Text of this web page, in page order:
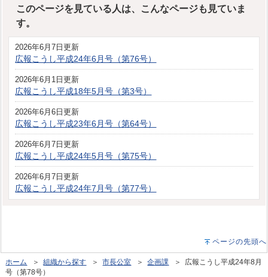
このページを見ている人は、こんなページも見ていま
す。
2026年6月7日更新
広報こうし平成24年6月号（第76号）
2026年6月1日更新
広報こうし平成18年5月号（第3号）
2026年6月6日更新
広報こうし平成23年6月号（第64号）
2026年6月7日更新
広報こうし平成24年5月号（第75号）
2026年6月7日更新
広報こうし平成24年7月号（第77号）
ページの先頭へ
ホーム ＞組織から探す ＞市長公室 ＞企画課 ＞ 広報こうし平成24年8月
号（第78号）